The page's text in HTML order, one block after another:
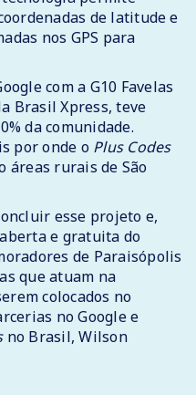
de latitude e
nos GPS para
com a G10 Favelas
Brasil Xpress, teve
da comunidade.
por onde o Plus Codes
áreas rurais de São
esse projeto e,
e gratuita do
de Paraisópolis
que atuam na
colocados no
no Google e
no Brasil, Wilson